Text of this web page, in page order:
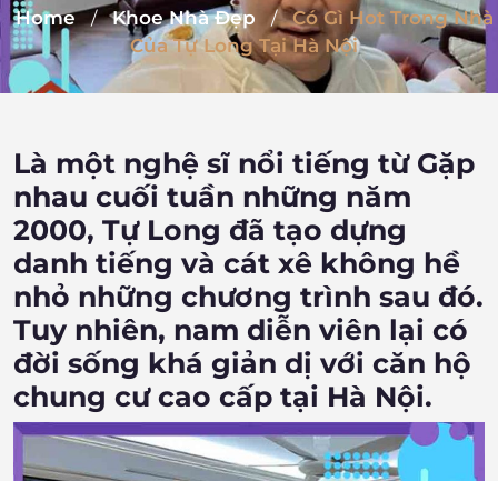
Home / Khoe Nhà Đẹp /
Có Gì Hot Trong Nhà
Của Tự Long Tại Hà Nội
Là một nghệ sĩ nổi tiếng từ Gặp
nhau cuối tuần những năm
2000, Tự Long đã tạo dựng
danh tiếng và cát xê không hề
nhỏ những chương trình sau đó.
Tuy nhiên, nam diễn viên lại có
đời sống khá giản dị với căn hộ
chung cư cao cấp tại Hà Nội.